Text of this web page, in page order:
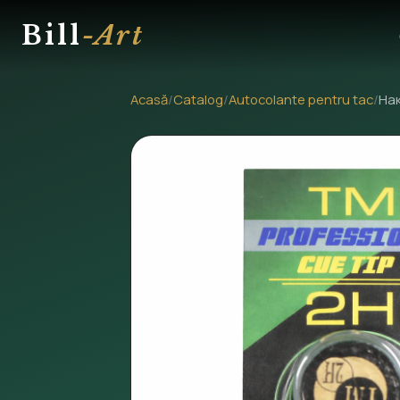
Bill-Art
Acasă/Catalog/Autocolante pentru tac/